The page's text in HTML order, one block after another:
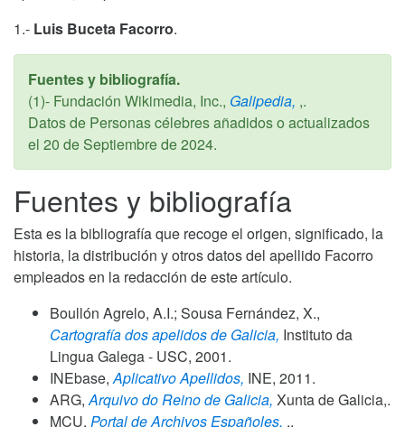
1.- Luis Buceta Facorro.
Fuentes y bibliografía.
(1)- Fundación Wikimedia, Inc., Galipedia, ,.
Datos de Personas célebres añadidos o actualizados
el 20 de Septiembre de 2024.
Fuentes y bibliografía
Esta es la bibliografía que recoge el origen, significado, la
historia, la distribución y otros datos del apellido Facorro
empleados en la redacción de este artículo.
Boullón Agrelo, A.I.; Sousa Fernández, X.,
Cartografía dos apelidos de Galicia, Instituto da
Lingua Galega - USC, 2001.
INEbase, Aplicativo Apellidos, INE, 2011.
ARG, Arquivo do Reino de Galicia, Xunta de Galicia,.
MCU, Portal de Archivos Españoles, ,.